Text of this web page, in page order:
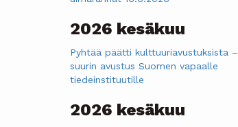
2026 kesäkuu
Pyhtää päätti kulttuuriavustuksista –
suurin avustus Suomen vapaalle
tiedeinstituutille
2026 kesäkuu